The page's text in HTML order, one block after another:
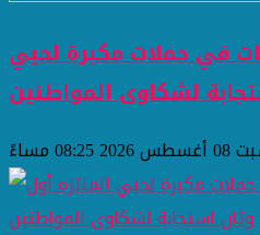
في حملات مكبرة لحيي
لشكاوى المواطنين
08:25 مساءً